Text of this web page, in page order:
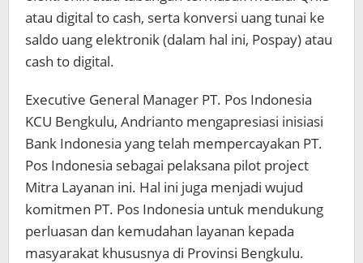
atau digital to cash, serta konversi uang tunai ke
saldo uang elektronik (dalam hal ini, Pospay) atau
cash to digital.
Executive General Manager PT. Pos Indonesia
KCU Bengkulu, Andrianto mengapresiasi inisiasi
Bank Indonesia yang telah mempercayakan PT.
Pos Indonesia sebagai pelaksana pilot project
Mitra Layanan ini. Hal ini juga menjadi wujud
komitmen PT. Pos Indonesia untuk mendukung
perluasan dan kemudahan layanan kepada
masyarakat khususnya di Provinsi Bengkulu.